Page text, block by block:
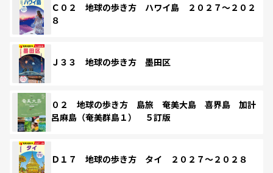
Ｃ０２ 地球の歩き方 ハワイ島 ２０２７～２０２
８
Ｊ３３ 地球の歩き方 墨田区
０２ 地球の歩き方 島旅 奄美大島 喜界島 加計
呂麻島（奄美群島１） ５訂版
Ｄ１７ 地球の歩き方 タイ ２０２７～２０２８